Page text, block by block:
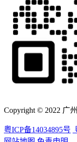
Copyright © 2022 广
粤ICP备14034895号